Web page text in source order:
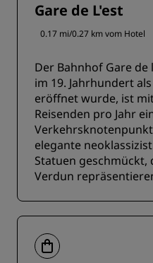
Gare de L'est
0.17 mi/0.27 km vom Hotel
Der Bahnhof Gare
im 19. Jahrhundert
eröffnet wurde, ist
Reisenden pro Jahr
elegante
Statuen geschmückt,
Verdun